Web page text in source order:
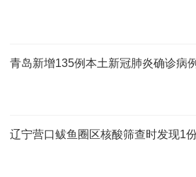
青岛新增135例本土新冠肺炎确诊病
辽宁营口鲅鱼圈区核酸筛查时发现1